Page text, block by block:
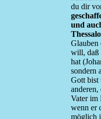
du dir
und
Glauben
will, daß
hat
sondern
Gott bist
Vater im
wenn er
möglich